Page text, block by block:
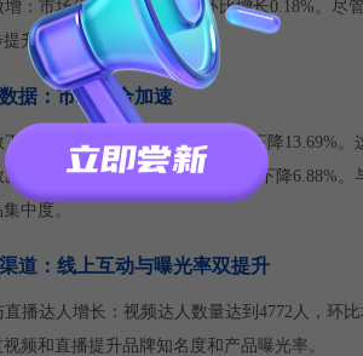
：市场份额达到0.92%，环比增长0.18%。
升。
据：市场整合加速
下降：动销小店数为996家，环比下降13.69%
少：动销商品数为5384件，环比下降6.88%
中度。
渠道：线上互动与曝光率双提升
直播达人增长：视频达人数量达到4772人，环
频和直播提升品牌知名度和产品曝光率。